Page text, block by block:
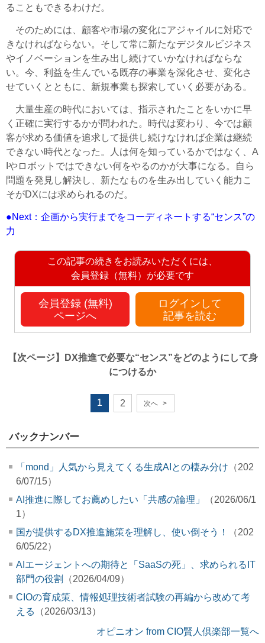
ることもできるわけだ。
そのためには、顧客や市場の変化にアジャイルに対応で
きなければならない。そして常に新たなデジタルビジネス
やイノベーションを生み出し続けていかなければならな
い。今、利益を生んでいる既存の事業を深化させ、変化さ
せていくとともに、新規事業も探索していく必要がある。
大量生産の時代においては、指示されたことをいかに早
く正確に実行するかが問われた。時代は変わり、今では顧
客が求める価値を追求して提供し続けなければ企業は継続
できない時代となった。人は何を知っているかではなく、A
Iやロボットではできない何をやるのかが大事になる。自ら
問題を発見し解決し、新たなものを生み出していく能力こ
そがDXには求められるのだ。
●Next：企画から実行までをコーディネートする“センス”の
力
この記事の続きをお読みいただくには、
会員登録（無料）が必要です
会員登録 (無料)
ページへ
ログインして
記事を読む
【次ページ】
DX推進で必要な“センス”をどのようにして身
につけるか
1 2 次へ >
バックナンバー
「mond」人気から見えてくる生成AIとの棲み分け （202
6/07/15）
AI推進に際してお薦めしたい「共感の論理」
（2026/06/1
1）
国が提供するDX推進施策を理解し、使い倒そう！
（202
6/05/22）
AIエージェントへの期待と「SaaSの死」、求められるIT
部門の役割
（2026/04/09）
CIOの育成策、情報処理技術者試験の再編から改めて考
える
（2026/03/13）
オピニオン from CIO賢人倶楽部一覧へ